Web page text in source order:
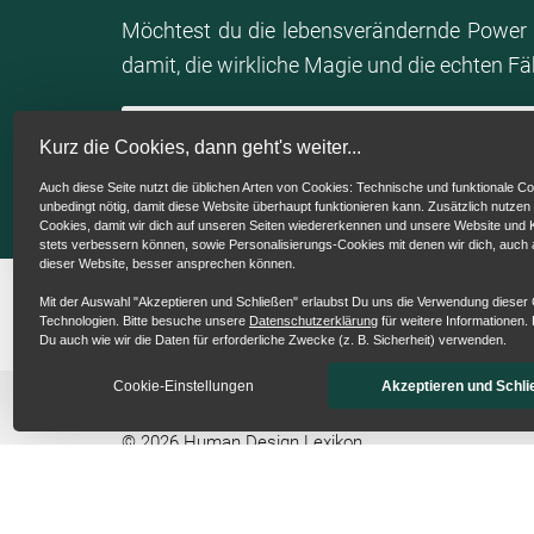
Kurz die Cookies, dann geht's weiter...
Auch diese Seite nutzt die üblichen Arten von Cookies: Technische und funktionale
unbedingt nötig, damit diese Website überhaupt funktionieren kann. Zusätzlich
Cookies, damit wir dich auf unseren Seiten wiedererkennen und unsere Website und
stets verbessern können, sowie Personalisierungs-Cookies mit denen wir dich, auch
dieser Website, besser ansprechen können.
Mit der Auswahl "Akzeptieren und Schließen" erlaubst Du uns die Verwendung dieser
Technologien. Bitte besuche unsere Datenschutzerklärung für weitere Informationen.
Du auch wie wir die Daten für erforderliche Zwecke (z. B. Sicherheit) verwenden.
Cookie-Einstellungen Akzeptieren und
Thorsten Wings
Also für dich, lieber Zuhörer, dich laden wir
direkt die nächste Folge anzuhören. Um
erleben.
Julia Christine Hackl
Also bis gleich in der nächsten Folge. Wir
Möchtest du die lebensverändernde
damit, die wirkliche Magie und die echten
Mein Human Design Chart
©2026Human Design Lexikon